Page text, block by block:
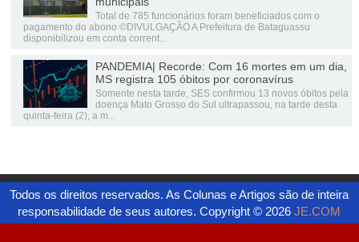
Total de 785 funcionários foram beneficiados com o
pagamento do abono ©DIVULGAÇÃO A Prefeitura de Bataguassu
disponibilizou em conta corrent...
PANDEMIA| Recorde: Com 16 mortes em um dia,
MS registra 105 óbitos por coronavírus
Somente nesta tarde, SES confirmou 13 novos óbitos pela
doença Mato Grosso do Sul ultrapassou, na tarde desta
quinta-feira (2), a m...
Todos os direitos reservados. As Colunas e Artigos são de inteira
responsabilidade de seus autores. Copyright © 2026JE.COM